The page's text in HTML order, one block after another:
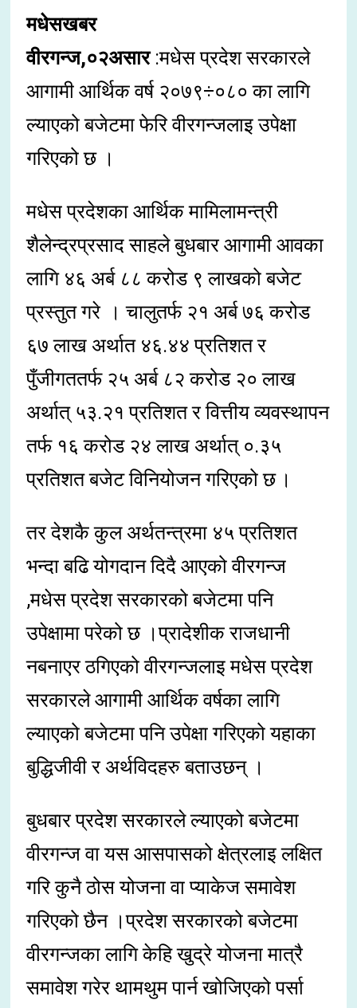
मधेसखबर
वीरगन्ज,०२असार:मधेस प्रदेश सरकारले
आगामी आर्थिक वर्ष २०७९÷०८० का लागि
ल्याएको बजेटमा फेरि वीरगन्जलाइ उपेक्षा
गरिएको छ ।
मधेस प्रदेशका आर्थिक मामिलामन्त्री
शैलेन्द्रप्रसाद साहले बुधबार आगामी आवका
लागि ४६ अर्ब ८८ करोड ९ लाखको बजेट
प्रस्तुत गरे । चालुतर्फ २१ अर्ब ७६ करोड
६७ लाख अर्थात ४६.४४ प्रतिशत र
पुँजीगततर्फ २५ अर्ब ८२ करोड २० लाख
अर्थात् ५३.२१ प्रतिशत र वित्तीय व्यवस्थापन
तर्फ १६ करोड २४ लाख अर्थात् ०.३५
प्रतिशत बजेट विनियोजन गरिएको छ ।
तर देशकै कुल अर्थतन्त्रमा ४५ प्रतिशत
भन्दा बढि योगदान दिदै आएको वीरगन्ज
,मधेस प्रदेश सरकारको बजेटमा पनि
उपेक्षामा परेको छ ।प्रादेशीक राजधानी
नबनाएर ठगिएको वीरगन्जलाइ मधेस प्रदेश
सरकारले आगामी आर्थिक वर्षका लागि
ल्याएको बजेटमा पनि उपेक्षा गरिएको यहाका
बुद्धिजीवी र अर्थविदहरु बताउछन् ।
बुधबार प्रदेश सरकारले ल्याएको बजेटमा
वीरगन्ज वा यस आसपासको क्षेत्रलाइ लक्षित
गरि कुनै ठोस योजना वा प्याकेज समावेश
गरिएको छैन ।प्रदेश सरकारको बजेटमा
वीरगन्जका लागि केहि खुद्रे योजना मात्रै
समावेश गरेर थामथुम पार्न खोजिएको पर्सा